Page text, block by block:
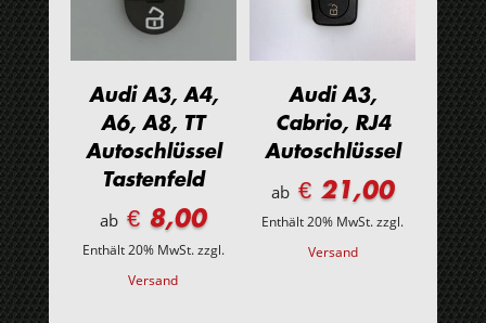
Audi A3, A4,
A6, A8, TT
Autoschlüssel
Tastenfeld
ab € 8,00
Enthält 20% MwSt.zzgl.
Versand
Audi A3,
Cabrio, RJ4
Autoschlüssel
ab € 21,00
Enthält 20% MwSt.zzgl.
Versand